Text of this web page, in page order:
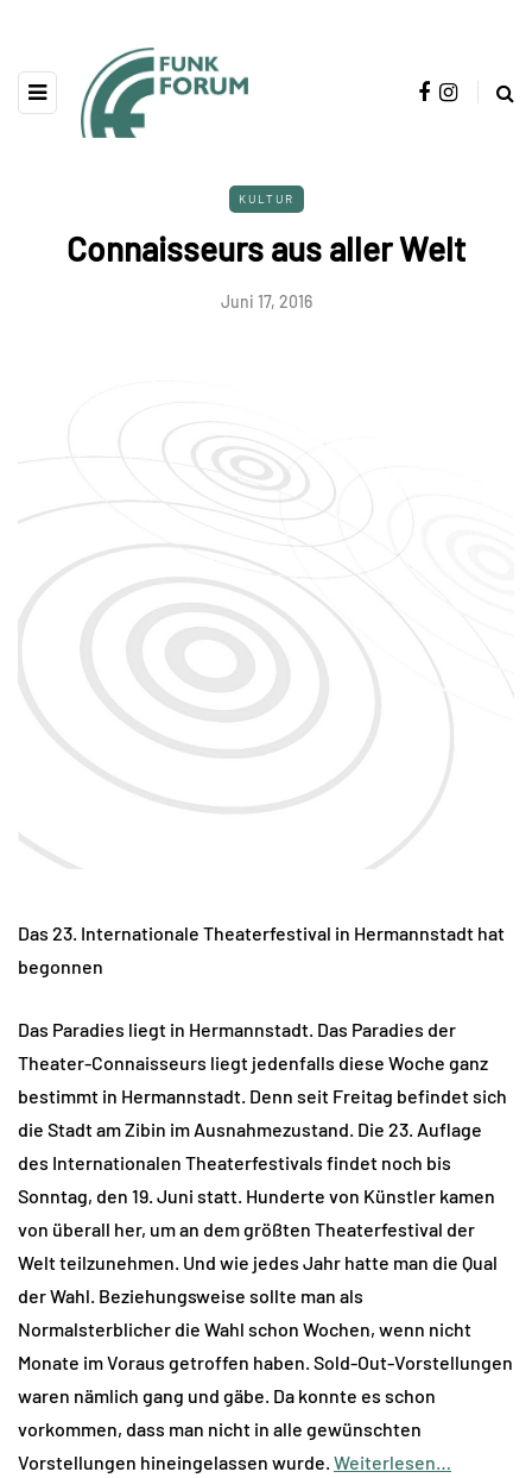
KULTUR
Connaisseurs aus aller Welt
Juni 17, 2016
Das 23. Internationale Theaterfestival in Hermannstadt hat
begonnen
Das Paradies liegt in Hermannstadt. Das Paradies der
Theater-Connaisseurs liegt jedenfalls diese Woche ganz
bestimmt in Hermannstadt. Denn seit Freitag befindet sich
die Stadt am Zibin im Ausnahmezustand. Die 23. Auflage
des Internationalen Theaterfestivals findet noch bis
Sonntag, den 19. Juni statt. Hunderte von Künstler kamen
von überall her, um an dem größten Theaterfestival der
Welt teilzunehmen. Und wie jedes Jahr hatte man die Qual
der Wahl. Beziehungsweise sollte man als
Normalsterblicher die Wahl schon Wochen, wenn nicht
Monate im Voraus getroffen haben. Sold-Out-Vorstellungen
waren nämlich gang und gäbe. Da konnte es schon
vorkommen, dass man nicht in alle gewünschten
Vorstellungen hineingelassen wurde. Weiterlesen…